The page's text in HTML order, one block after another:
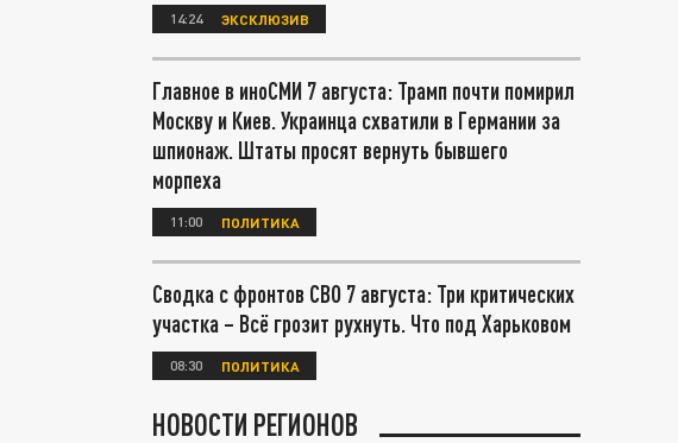
14:24 ЭКСКЛЮЗИВ
Главное в иноСМИ 7 августа: Трамп почти помирил
Москву и Киев. Украинца схватили в Германии за
шпионаж. Штаты просят вернуть бывшего
морпеха
11:00 ПОЛИТИКА
Сводка с фронтов СВО 7 августа: Три критических
участка – Всё грозит рухнуть. Что под Харьковом
08:30 ПОЛИТИКА
НОВОСТИ РЕГИОНОВ